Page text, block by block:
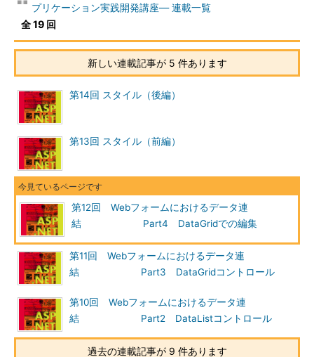
プリケーション実践開発講座― 連載一覧
全 19 回
新しい連載記事が 5 件あります
第14回 スタイル（後編）
第13回 スタイル（前編）
第12回 Webフォームにおけるデータ連
結 Part4 DataGridでの編集
第11回 Webフォームにおけるデータ連
結 Part3 DataGridコントロール
第10回 Webフォームにおけるデータ連
結 Part2 DataListコントロール
過去の連載記事が 9 件あります